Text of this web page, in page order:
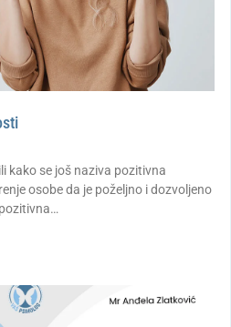
kako se još naziva pozitivna
osobe da je poželjno i dozvoljeno